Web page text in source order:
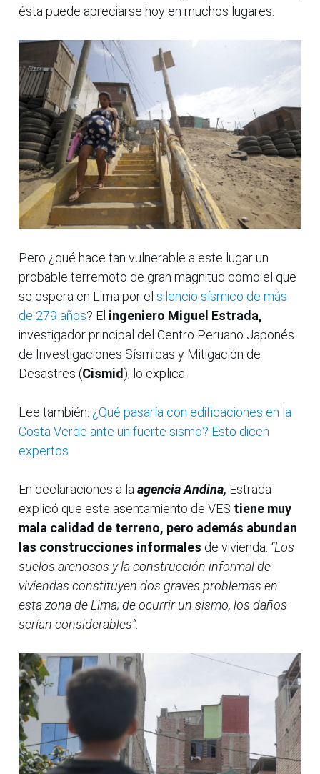
ésta puede apreciarse hoy en muchos lugares.
Pero ¿qué hace tan vulnerable a este lugar un
probable terremoto de gran magnitud como el que
se espera en Lima por el silencio sísmico de más
de 279 años? El ingeniero Miguel Estrada,
investigador principal del Centro Peruano Japonés
de Investigaciones Sísmicas y Mitigación de
Desastres (Cismid), lo explica.
Lee también: ¿Qué pasaría con edificaciones en la
Costa Verde ante un fuerte sismo? Esto dicen
expertos
En declaraciones a la agencia Andina, Estrada
explicó que este asentamiento de VES tiene muy
mala calidad de terreno, pero además abundan
las construcciones informales de vivienda. “Los
suelos arenosos y la construcción informal de
viviendas constituyen dos graves problemas en
esta zona de Lima; de ocurrir un sismo, los daños
serían considerables”.